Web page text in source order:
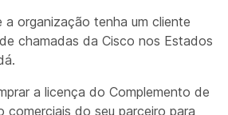
a organização tenha um cliente
chamadas da Cisco nos Estados
a licença do Complemento de
comerciais do seu parceiro para